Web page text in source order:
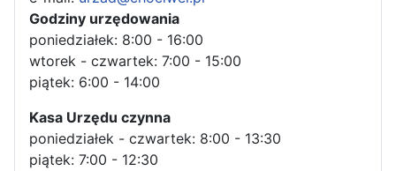
Godziny urzędowania
poniedziałek: 8:00 - 16:00
wtorek - czwartek: 7:00 - 15:00
piątek: 6:00 - 14:00
Kasa Urzędu czynna
poniedziałek - czwartek: 8:00 - 13:30
piątek: 7:00 - 12:30